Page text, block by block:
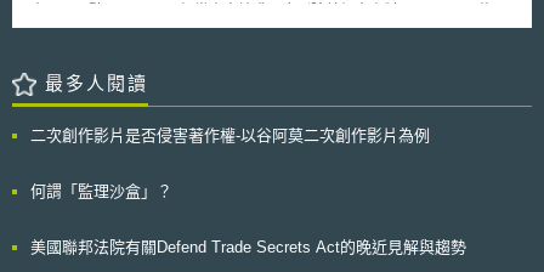
後的個人資料保護法施行後，明知未經或不確定是否經學生監護人同意，而
未經或不確定是否經學生監護人同意，也不需要立即刪除。惟若當事人請求
刪除，則必須立即刪除。 二、學校應善盡告知之義務，取得學生監護
正後的個人資料保護法允許由學校取得學生監護人之同意後，將其個人資料
之虞。實務上在九州的熊本曾經發生過這樣的案例，由於家長會未依法蒐
明確取得學生監護人之同意，方得將其個人資料造冊並刊登照片。因此為避
最多人閱讀
二次創作影片是否侵害著作權-以谷阿莫二次創作影片為例
何謂「監理沙盒」？
美國聯邦法院有關Defend Trade Secrets Act的晚近見解與趨勢